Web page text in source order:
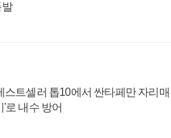
발
스트셀러 톱10에서 싼타페만 자리매
'로 내수 방어